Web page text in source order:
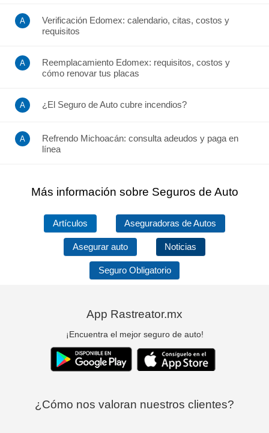
Verificación Edomex: calendario, citas, costos y
requisitos
Reemplacamiento Edomex: requisitos, costos y
cómo renovar tus placas
¿El Seguro de Auto cubre incendios?
Refrendo Michoacán: consulta adeudos y paga en
línea
Más información sobre Seguros de Auto
Artículos Aseguradoras de Autos
Asegurar auto Noticias
Seguro Obligatorio
App Rastreator.mx
¡Encuentra el mejor seguro de auto!
¿Cómo nos valoran nuestros clientes?